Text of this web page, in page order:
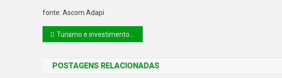
fonte: Ascom Adapi
Turismo e investimentos transformam Praia de Macapá em vitrine da economia criativa no litoral do Piauí
POSTAGENS RELACIONADAS